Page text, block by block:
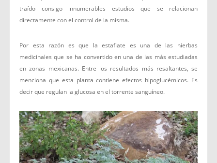
traído consigo innumerables estudios que se relacionan
directamente con el control de la misma.
Por esta razón es que la estafiate es una de las hierbas
medicinales que se ha convertido en una de las más estudiadas
en zonas mexicanas. Entre los resultados más resaltantes, se
menciona que esta planta contiene efectos hipoglucémicos. Es
decir que regulan la glucosa en el torrente sanguíneo.